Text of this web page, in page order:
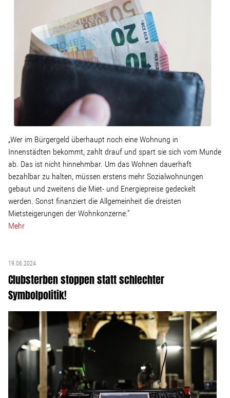
Linke Zukunftsdebatte
Sonstiges
Wahlkreis
Pressemitteilungen
Presse
Pressebilder
Service
Kontakt
Team
„Wer im Bürgergeld überhaupt noch eine Wohnung in
Innenstädten bekommt, zahlt drauf und spart sie sich vom Munde
ab. Das ist nicht hinnehmbar. Um das Wohnen dauerhaft
bezahlbar zu halten, müssen erstens mehr Sozialwohnungen
gebaut und zweitens die Miet- und Energiepreise gedeckelt
werden. Sonst finanziert die Allgemeinheit die dreisten
Mietsteigerungen der Wohnkonzerne.“
Mehr
19.06.2024
Clubsterben stoppen statt schlechter
Symbolpolitik!